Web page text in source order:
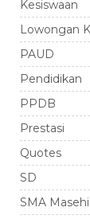
Kesiswaan
Lowongan
PAUD
Pendidikan
PPDB
Prestasi
Quotes
SD
SMA Masehi